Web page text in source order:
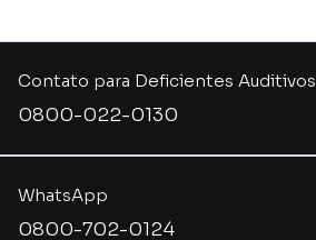
Contato para Deficientes Auditivos
0800-022-0130
WhatsApp
0800-702-0124